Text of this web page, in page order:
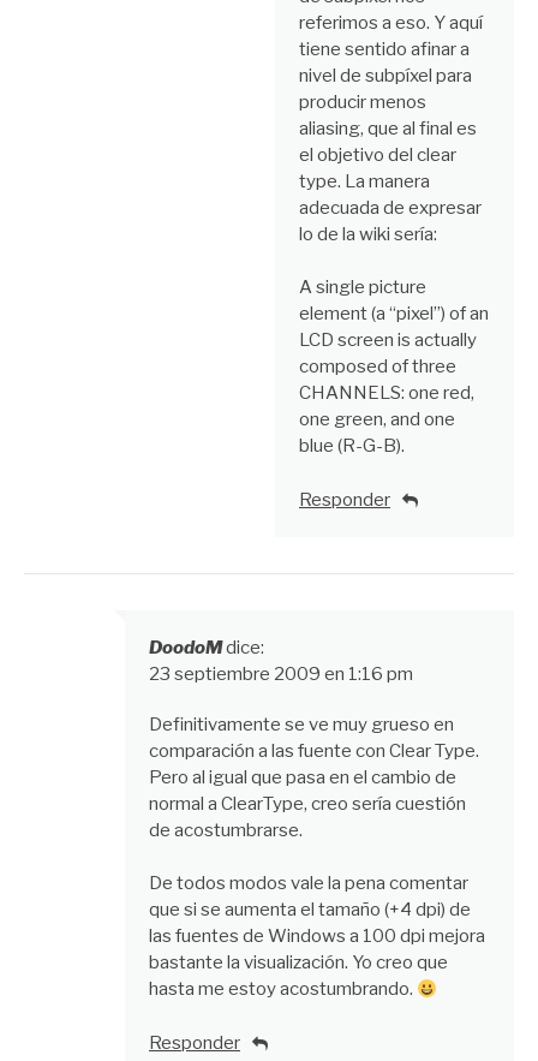
referimos a eso. Y aquí
tiene sentido afinar a
nivel de subpíxel para
producir menos
aliasing, que al final es
el objetivo del clear
type. La manera
adecuada de expresar
lo de la wiki sería:
A single picture
element (a “pixel”) of an
LCD screen is actually
composed of three
CHANNELS: one red,
one green, and one
blue (R-G-B).
Responder
DoodoMdice:
23 septiembre 2009 en 1:16 pm
Definitivamente se ve muy grueso en
comparación a las fuente con Clear Type.
Pero al igual que pasa en el cambio de
normal a ClearType, creo sería cuestión
de acostumbrarse.
De todos modos vale la pena comentar
que si se aumenta el tamaño (+4 dpi) de
las fuentes de Windows a 100 dpi mejora
bastante la visualización. Yo creo que
hasta me estoy acostumbrando.
Responder